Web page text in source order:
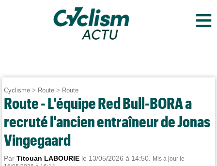
≡
Cyclisme > Route > Route
Route - L'équipe Red Bull-BORA a
recruté l'ancien entraîneur de Jonas
Vingegaard
ParTitouan LABOURIE le 13/05/2026 à 14:50.
Mis à jour le